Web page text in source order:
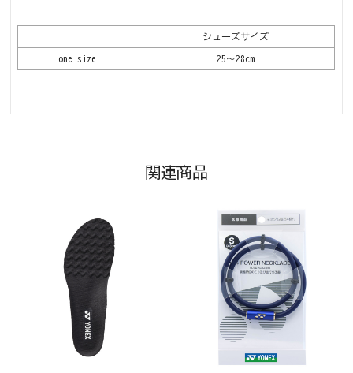
シューズサイズ
one size 25～28cm
関連商品